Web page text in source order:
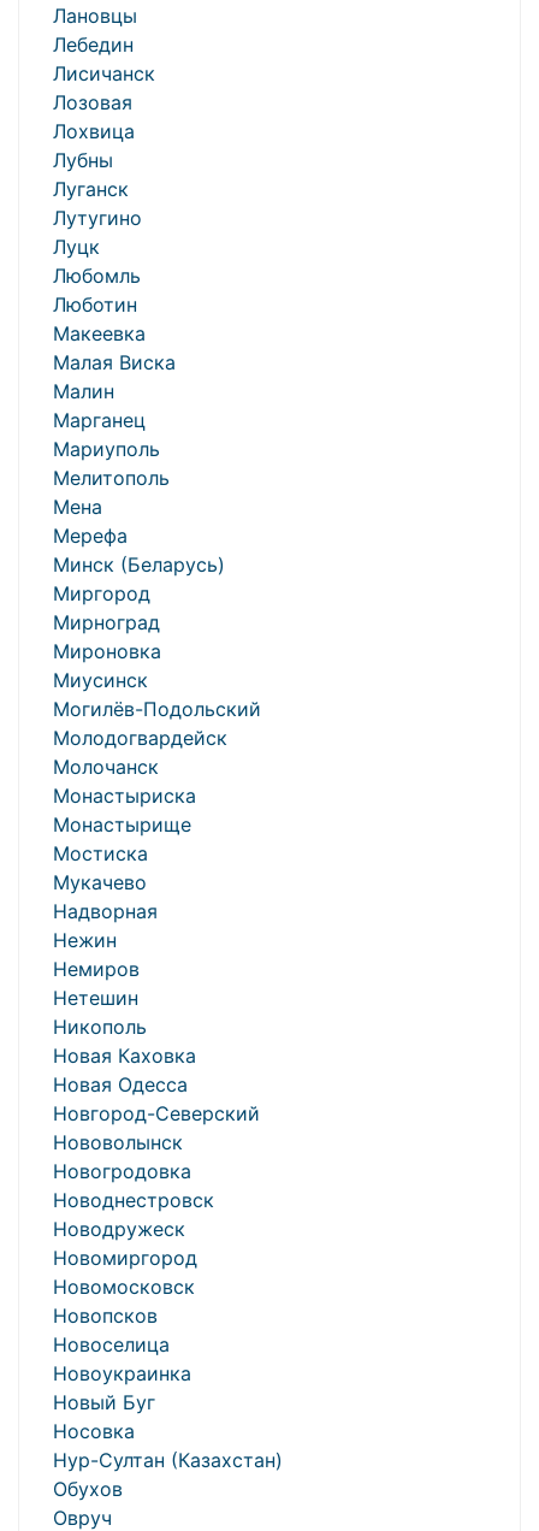
Лановцы
Лебедин
Лисичанск
Лозовая
Лохвица
Лубны
Луганск
Лутугино
Луцк
Любомль
Люботин
Макеевка
Малая Виска
Малин
Марганец
Мариуполь
Мелитополь
Мена
Мерефа
Минск (Беларусь)
Миргород
Мирноград
Мироновка
Миусинск
Могилёв-Подольский
Молодогвардейск
Молочанск
Монастыриска
Монастырище
Мостиска
Мукачево
Надворная
Нежин
Немиров
Нетешин
Никополь
Новая Каховка
Новая Одесса
Новгород-Северский
Нововолынск
Новогродовка
Новоднестровск
Новодружеск
Новомиргород
Новомосковск
Новопсков
Новоселица
Новоукраинка
Новый Буг
Носовка
Нур-Султан (Казахстан)
Обухов
Овруч